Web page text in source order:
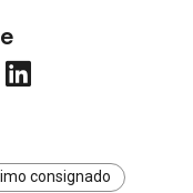
consignado